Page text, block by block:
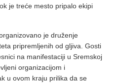
je treće mesto pripalo ekipi
je druženje
pripremljenih od gljiva. Gosti
na manifestaciji u Sremskoj
organizacijom i
u ovom kraju prilika da se